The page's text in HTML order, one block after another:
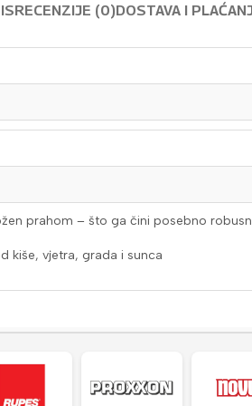
RECENZIJE (0)DOSTAVA I
prahom – što ga čini posebno
kiše, vjetra, grada i sunca